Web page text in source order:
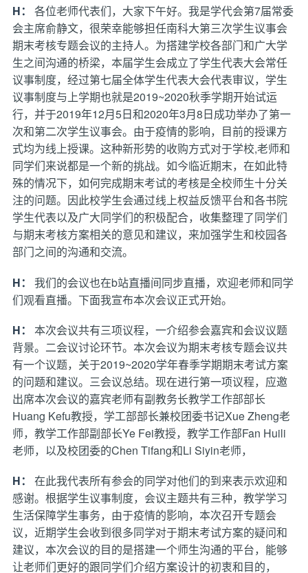
H：
各位老师代表们，大家下午好。我是学代会第7届常委
会主席俞静文，很荣幸能够担任南科大第三次学生议事会
期末考核专题会议的主持人。为搭建学校各部门和广大学
生之间沟通的桥梁，本届学生会成立了学生代表大会常任
议事制度，经过第七届全体学生代表大会代表审议，学生
议事制度与上学期也就是2019~2020秋季学期开始试运
行，并于2019年12月5日和2020年3月8日成功举办了第一
次和第二次学生议事会。由于疫情的影响，目前的授课方
式均为线上授课。这种新形势的收购方式对于学校,老师和
同学们来说都是一个新的挑战。如今临近期末，在如此特
殊的情况下，如何完成期末考试的考核是全校师生十分关
注的问题。因此校学生会通过线上权益反馈平台和各书院
学生代表以及广大同学们的积极配合，收集整理了同学们
与期末考核方案相关的意见和建议，来加强学生和校园各
部门之间的沟通和交流。
H：
我们的会议也在b站直播间同步直播，欢迎老师和同学
们观看直播。下面我宣布本次会议正式开始。
H：
本次会议共有三项议程，一介绍参会嘉宾和会议议题
背景。二会议讨论环节。本次会议为期末考核专题会议共
有一个议题，关于2019~2020学年春季学期期末考试方案
的问题和建议。三会议总结。现在进行第一项议程，应邀
出席本次会议的嘉宾老师有副教务长教学工作部部长
Huang Kefu教授，学工部部长兼校团委书记Xue Zheng老
师，教学工作部副部长Ye Fei教授，教学工作部Fan Huili
老师，以及校团委的Chen Tifang和Li Siyin老师，
H：
在此我代表所有参会的同学对他们的到来表示欢迎和
感谢。根据学生议事制度，会议主题共有三种，教学学习
生活保障学生事务，由于疫情的影响，本次召开专题会
议，近期学生会收到很多同学对于期末考试方案的疑问和
建议，本次会议的目的是搭建一个师生沟通的平台，能够
让老师们更好的跟同学们介绍方案设计的初衷和目的，